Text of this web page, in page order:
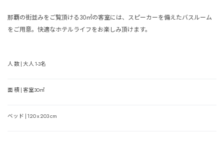
那覇の街並みをご覧頂ける30㎡の客室には、スピーカーを備えたバスルーム
をご用意。快適なホテルライフをお楽しみ頂けます。
人 数 | 大人 1-3名
面 積 | 客室30㎡
ベッド | 120 x 203 cm